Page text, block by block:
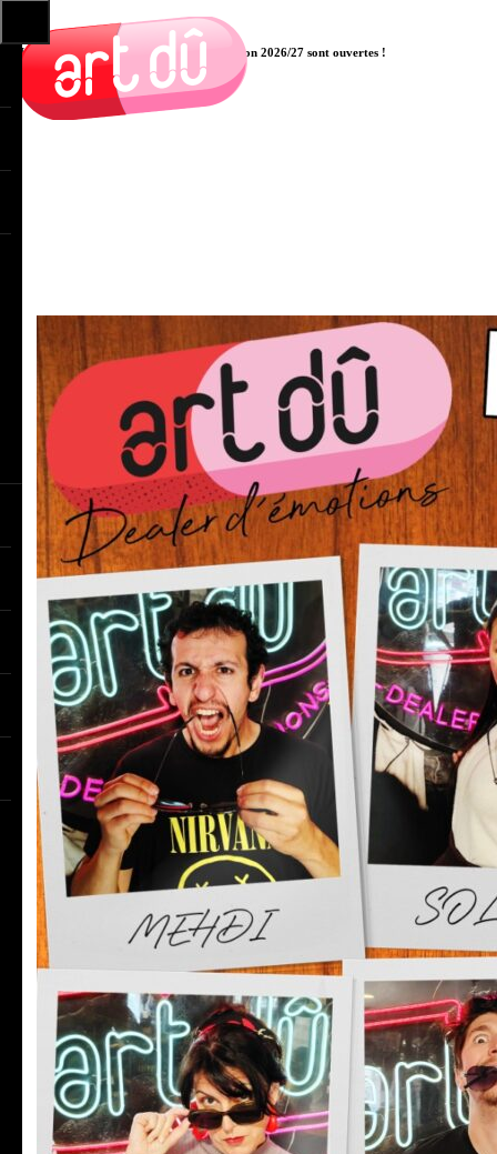
Les pré-inscriptions aux cours pour la saison 2026/27 sont ouvertes !